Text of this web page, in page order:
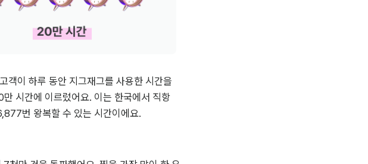
객이 하루 동안 지그재그를 사용한 시간을
시간에 이르렀어요. 이는 한국에서 직항
번 왕복할 수 있는 시간이에요.